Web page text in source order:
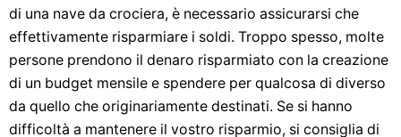
di una nave da crociera, è necessario assicurarsi che
effettivamente risparmiare i soldi. Troppo spesso, molte
persone prendono il denaro risparmiato con la creazione
di un budget mensile e spendere per qualcosa di diverso
da quello che originariamente destinati. Se si hanno
difficoltà a mantenere il vostro risparmio, si consiglia di